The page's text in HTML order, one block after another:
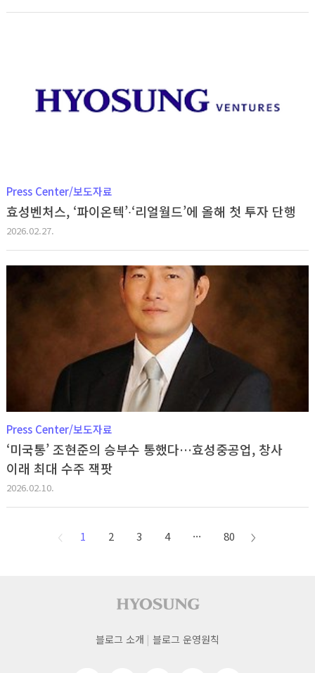
Press Center/보도자료
효성벤처스, ‘파이온텍’∙‘리얼월드’에 올해 첫 투자 단행
2026.02.27.
Press Center/보도자료
‘미국통’ 조현준의 승부수 통했다…효성중공업, 창사
이래 최대 수주 잭팟
2026.02.10.
이전
1 2 3 4 ··· 80
다음
사이트 푸터
푸터
블로그 소개 블로그 운영원칙